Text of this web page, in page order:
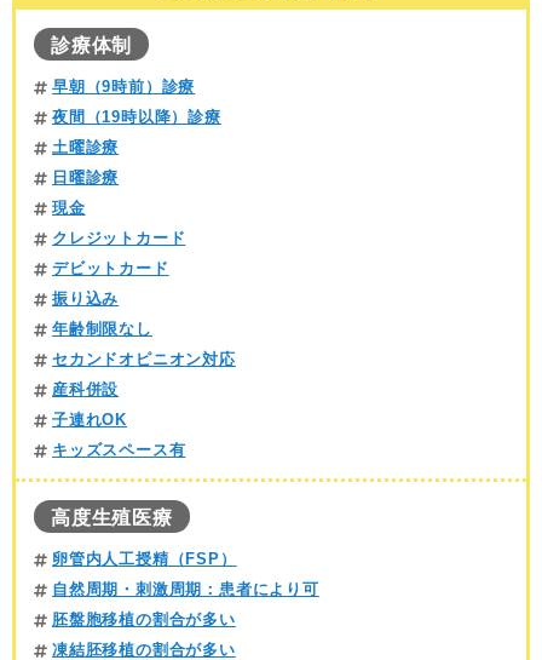
診療体制
早朝（9時前）診療
夜間（19時以降）診療
土曜診療
日曜診療
現金
クレジットカード
デビットカード
振り込み
年齢制限なし
セカンドオピニオン対応
産科併設
子連れOK
キッズスペース有
高度生殖医療
卵管内人工授精（FSP）
自然周期・刺激周期：患者により可
胚盤胞移植の割合が多い
凍結胚移植の割合が多い